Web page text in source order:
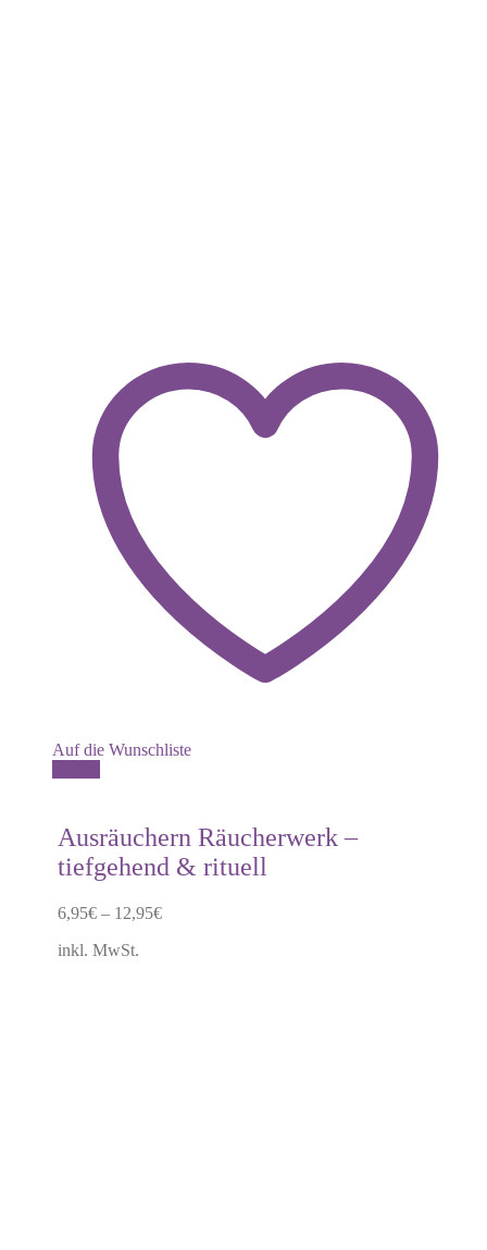
Auf die Wunschliste
mehrere
Varianten
auf.
Die
Optionen
können
auf
Ausräuchern Räucherwerk –
tiefgehend & rituell
6,95€ – 12,95€
inkl. MwSt.